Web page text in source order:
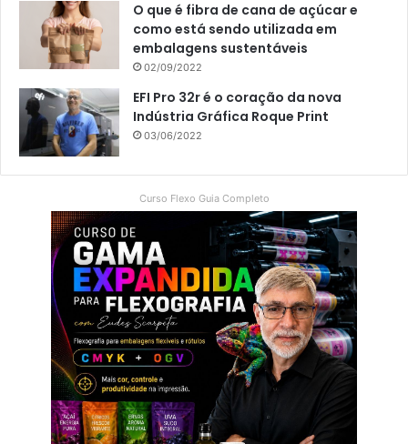
O que é fibra de cana de açúcar e
como está sendo utilizada em
embalagens sustentáveis
02/09/2022
EFI Pro 32r é o coração da nova
Indústria Gráfica Roque Print
03/06/2022
Curso Flexo Guia Completo